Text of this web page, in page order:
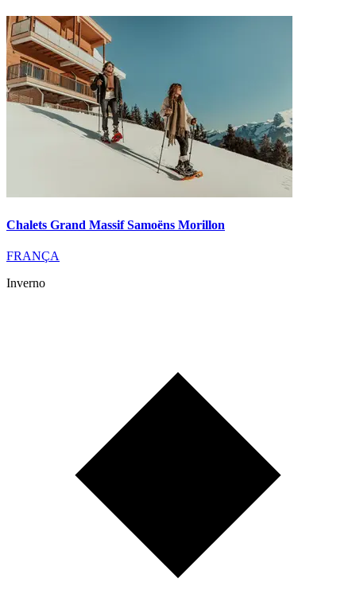
Chalets Grand Massif Samoëns Morillon
FRANÇA
Inverno